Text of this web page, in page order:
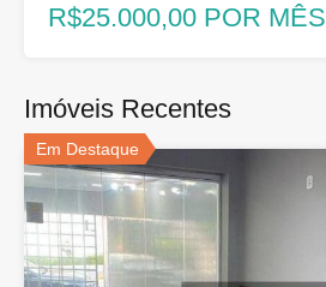
R$25.000,00 POR MÊS
Imóveis Recentes
Em Destaque